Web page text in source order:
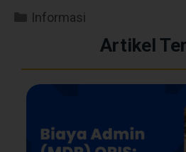
Informasi
Artikel